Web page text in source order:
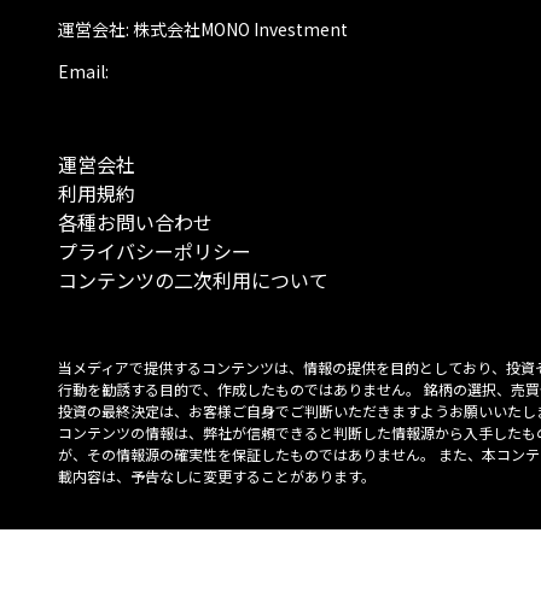
運営会社: 株式会社MONO Investment
Email:
運営会社
利用規約
各種お問い合わせ
プライバシーポリシー
コンテンツの二次利用について
当メディアで提供するコンテンツは、情報の提供を目的としており、投資
行動を勧誘する目的で、作成したものではありません。 銘柄の選択、売
投資の最終決定は、お客様ご自身でご判断いただきますようお願いいたし
コンテンツの情報は、弊社が信頼できると判断した情報源から入手したも
が、その情報源の確実性を保証したものではありません。 また、本コン
載内容は、予告なしに変更することがあります。